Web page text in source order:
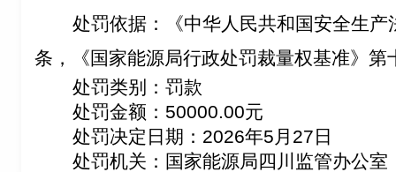
处罚依据：《中华人民共和国安全生
条，《国家能源局行政处罚裁量权基准》第
处罚类别：罚款
处罚金额：50000.00元
处罚决定日期：2026年5月27日
处罚机关：国家能源局四川监管办公室